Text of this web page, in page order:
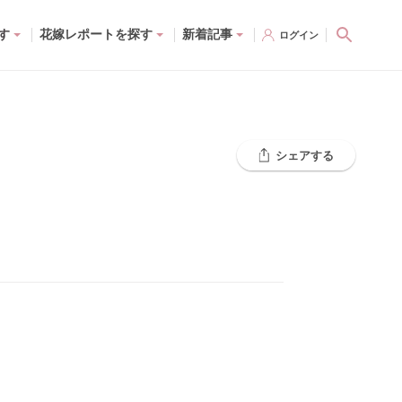
花嫁レポートを探す 新着記事 ログイン
シェアする